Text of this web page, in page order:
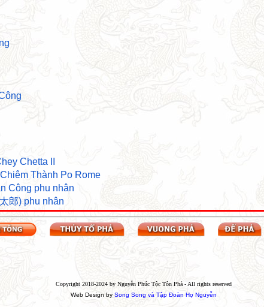
Chetta II
Thành Po Rome
Công phu nhân
郎) phu nhân
Copyright 2018-2024 by Nguyễn Phúc Tộc Tôn Phả - All rights reserved
Web Design by Song Song và Tập Đoàn Họ Nguyễn